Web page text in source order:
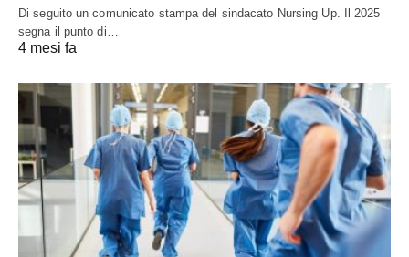
Di seguito un comunicato stampa del sindacato Nursing Up. Il 2025
segna il punto di…
4 mesi fa